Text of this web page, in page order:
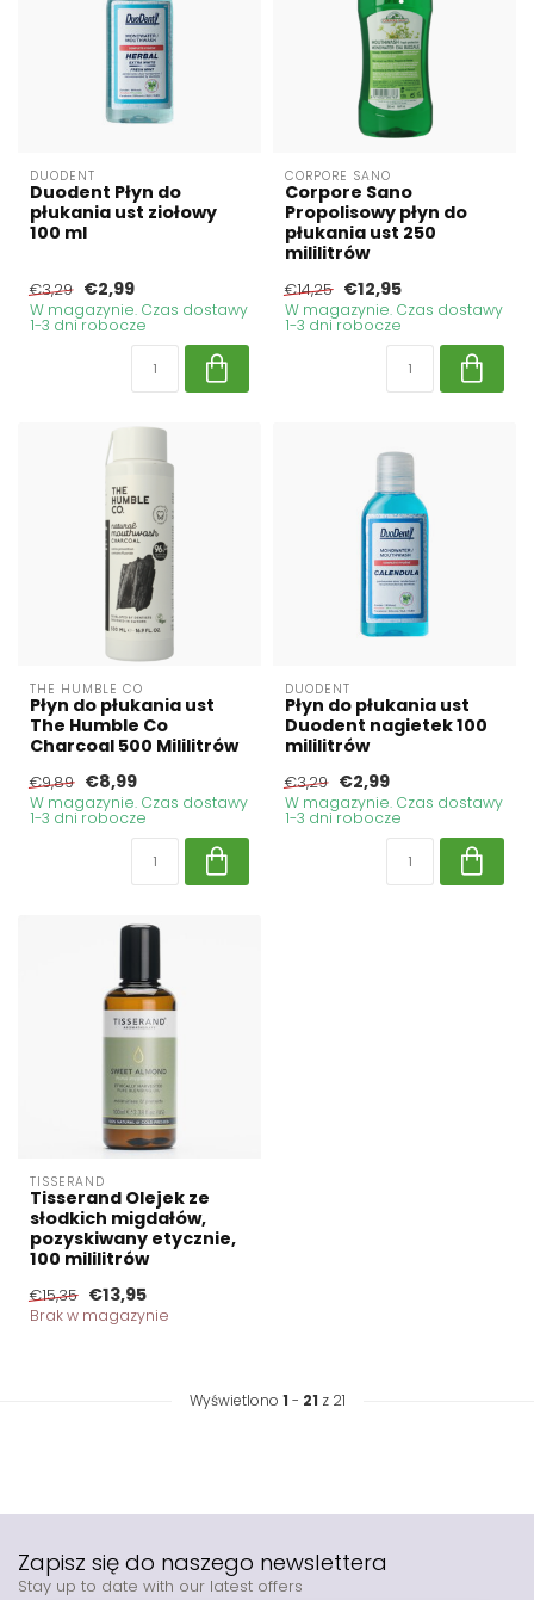
DUODENT
Duodent Płyn do
płukania ust ziołowy
100 ml
€3,29 €2,99
W magazynie. Czas dostawy
1-3 dni robocze
CORPORE SANO
Corpore Sano
Propolisowy płyn do
płukania ust 250
mililitrów
€14,25 €12,95
W magazynie. Czas dostawy
1-3 dni robocze
THE HUMBLE CO
Płyn do płukania ust
The Humble Co
Charcoal 500 Mililitrów
€9,89 €8,99
W magazynie. Czas dostawy
1-3 dni robocze
DUODENT
Płyn do płukania ust
Duodent nagietek 100
mililitrów
€3,29 €2,99
W magazynie. Czas dostawy
1-3 dni robocze
TISSERAND
Tisserand Olejek ze
słodkich migdałów,
pozyskiwany etycznie,
100 mililitrów
€15,35 €13,95
Brak w magazynie
Wyświetlono 1 - 21 z 21
Zapisz się do naszego newslettera
Stay up to date with our latest offers